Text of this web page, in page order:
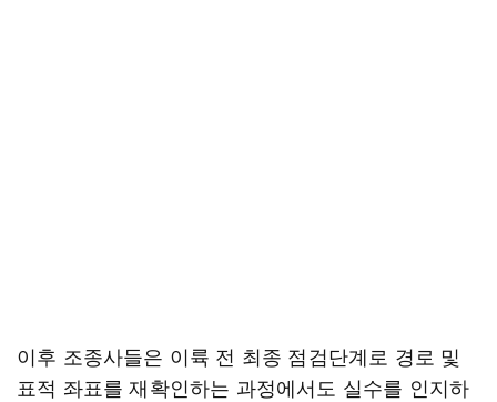
이후 조종사들은 이륙 전 최종 점검단계로 경로 및
표적 좌표를 재확인하는 과정에서도 실수를 인지하